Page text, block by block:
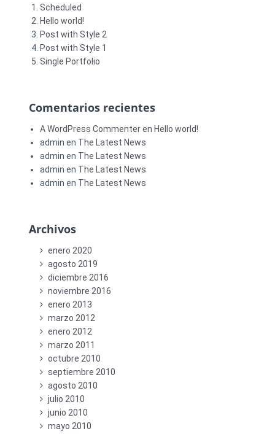
Scheduled
Hello world!
Post with Style 2
Post with Style 1
Single Portfolio
Comentarios recientes
A WordPress Commenteren Hello world!
admin en The Latest News
admin en The Latest News
admin en The Latest News
admin en The Latest News
Archivos
enero 2020
agosto 2019
diciembre 2016
noviembre 2016
enero 2013
marzo 2012
enero 2012
marzo 2011
octubre 2010
septiembre 2010
agosto 2010
julio 2010
junio 2010
mayo 2010